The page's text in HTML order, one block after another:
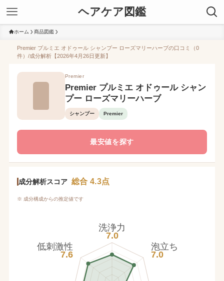
ヘアケア図鑑
ホーム 商品図鑑
Premier プルミエ オドゥール シャンプー ローズマリーハーブの口コミ（0
件）/成分解析【2026年4月26日更新】
Premier
Premier プルミエ オドゥール シャン
プー ローズマリーハーブ
シャンプー Premier
最安値を探す
成分解析スコア 総合 4.3点
※ 成分構成からの推定値です
洗浄力
7.0
泡立ち
7.0
低刺激性
7.6